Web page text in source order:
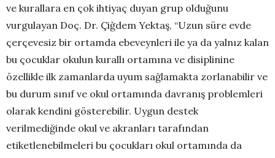
ve kurallara en çok ihtiyaç duyan grup olduğunu
vurgulayan Doç. Dr. Çiğdem Yektaş, “Uzun süre evde
çerçevesiz bir ortamda ebeveynleri ile ya da yalnız kalan
bu çocuklar okulun kurallı ortamına ve disiplinine
özellikle ilk zamanlarda uyum sağlamakta zorlanabilir ve
bu durum sınıf ve okul ortamında davranış problemleri
olarak kendini gösterebilir. Uygun destek
verilmediğinde okul ve akranları tarafından
etiketlenebilmeleri bu çocukları okul ortamında da